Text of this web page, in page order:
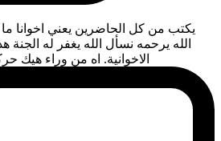
يكتب من كل الحاضرين يعني اخوانا
الله يرحمه نسأل الله يغفر له الجنة
الاخوانية. اه من وراء هيك